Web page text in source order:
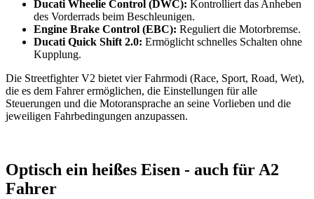
Ducati Wheelie Control (DWC): Kontrolliert das Anheben
des Vorderrads beim Beschleunigen.
Engine Brake Control (EBC): Reguliert die Motorbremse.
Ducati Quick Shift 2.0: Ermöglicht schnelles Schalten ohne
Kupplung.
Die Streetfighter V2 bietet vier Fahrmodi (Race, Sport, Road, Wet),
die es dem Fahrer ermöglichen, die Einstellungen für alle
Steuerungen und die Motoransprache an seine Vorlieben und die
jeweiligen Fahrbedingungen anzupassen.
Optisch ein heißes Eisen - auch für A2
Fahrer